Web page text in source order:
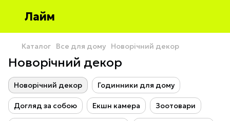
Лайм
Каталог Все для дому Новорічний декор
Новорічний декор
Новорічний декор Годинники для дому
Догляд за собою Екшн камера Зоотовари